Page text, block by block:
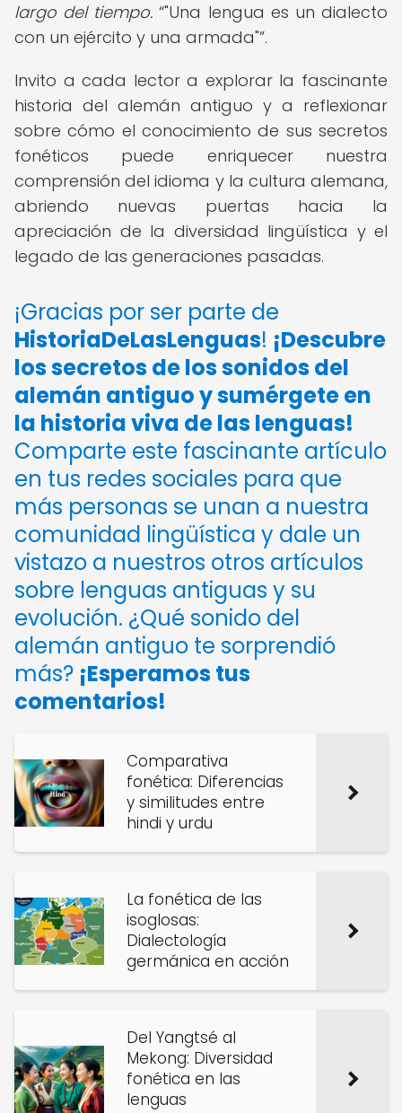
largo del tiempo. "Una lengua es un dialecto
con un ejército y una armada" .
Invito a cada lector a explorar la fascinante
historia del alemán antiguo y a reflexionar
sobre cómo el conocimiento de sus secretos
fonéticos puede enriquecer nuestra
comprensión del idioma y la cultura alemana,
abriendo nuevas puertas hacia la
apreciación de la diversidad lingüística y el
legado de las generaciones pasadas.
¡Gracias por ser parte de
HistoriaDeLasLenguas! ¡Descubre
los secretos de los sonidos del
alemán antiguo y sumérgete en
la historia viva de las lenguas!
Comparte este fascinante artículo
en tus redes sociales para que
más personas se unan a nuestra
comunidad lingüística y dale un
vistazo a nuestros otros artículos
sobre lenguas antiguas y su
evolución. ¿Qué sonido del
alemán antiguo te sorprendió
más? ¡Esperamos tus
comentarios!
Comparativa
fonética: Diferencias
y similitudes entre
hindi y urdu
La fonética de las
isoglosas:
Dialectología
germánica en acción
Del Yangtsé al
Mekong: Diversidad
fonética en las
lenguas